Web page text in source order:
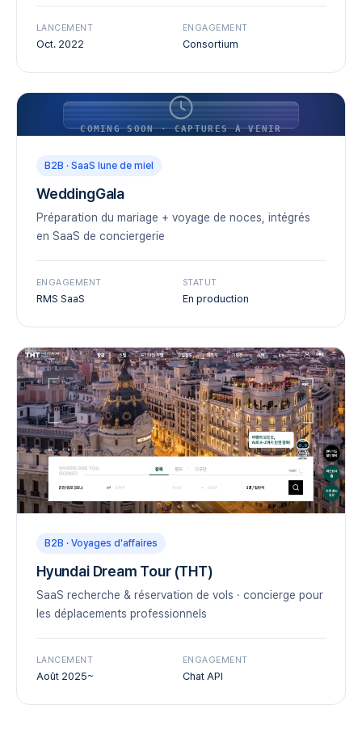
LANCEMENT
Oct. 2022
ENGAGEMENT
Consortium
COMING SOON · CAPTURES À VENIR
B2B · SaaS lune de miel
WeddingGala
Préparation du mariage + voyage de noces, intégrés
en SaaS de conciergerie
ENGAGEMENT
RMS SaaS
STATUT
En production
B2B · Voyages d'affaires
Hyundai Dream Tour (THT)
SaaS recherche & réservation de vols · concierge pour
les déplacements professionnels
LANCEMENT
Août 2025~
ENGAGEMENT
Chat API